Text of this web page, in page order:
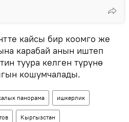
кайсы бир коомго же
карабай анын иштеп
туура келген түрүнө
кошумчалады.
панорама ишкерлик
Кыргызстан